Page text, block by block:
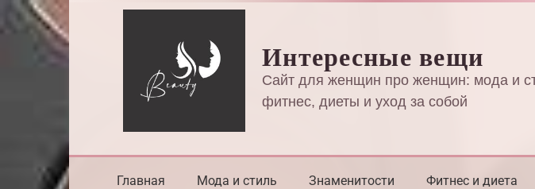
Перейти
к
контенту
Интересные вещи
Сайт для женщин про женщин: мода и
фитнес, диеты и уход за собой
Главная Мода и стиль Знаменитости Фитнес и диета